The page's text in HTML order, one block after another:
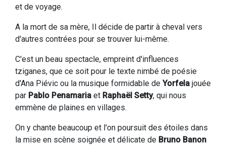
et de voyage.
A la mort de sa mère, Il décide de partir à cheval vers
d'autres contrées pour se trouver lui-même.
C'est un beau spectacle, empreint d'influences
tziganes, que ce soit pour le texte nimbé de poésie
d'Ana Piévic ou la musique formidable de Yorfela jouée
par Pablo Penamaria et Raphaël Setty, qui nous
emmène de plaines en villages.
On y chante beaucoup et l'on poursuit des étoiles dans
la mise en scène soignée et délicate de Bruno Banon